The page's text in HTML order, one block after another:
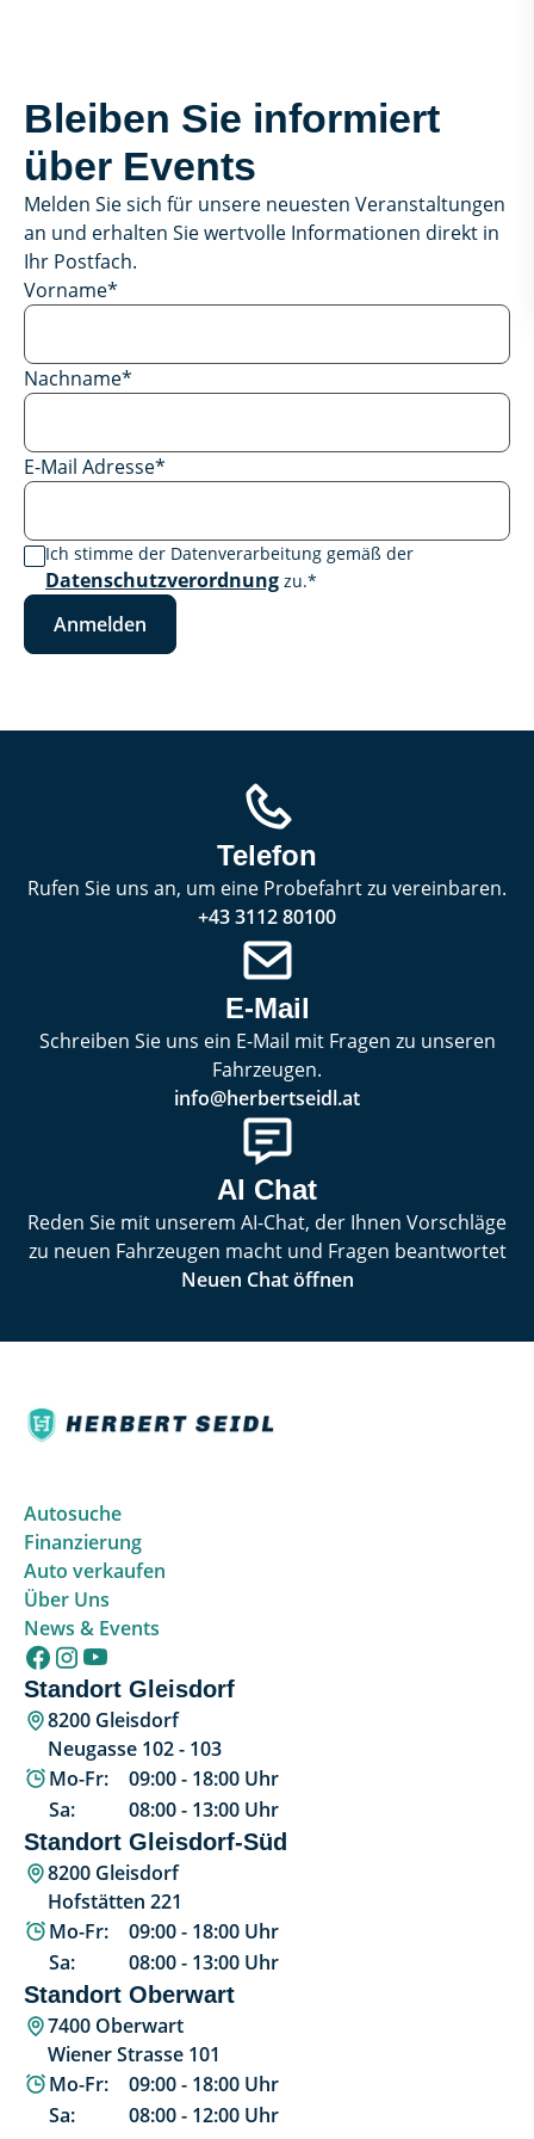
Bleiben Sie informiert
über Events
Melden Sie sich für unsere neuesten Veranstaltungen
an und erhalten Sie wertvolle Informationen direkt in
Ihr Postfach.
Vorname*
Nachname*
E-Mail Adresse*
Ich stimme der Datenverarbeitung gemäß der
Datenschutzverordnung zu.*
Anmelden
Telefon
Rufen Sie uns an, um eine Probefahrt zu vereinbaren.
+43 3112 80100
E-Mail
Schreiben Sie uns ein E-Mail mit Fragen zu unseren
Fahrzeugen.
info@herbertseidl.at
AI Chat
Reden Sie mit unserem AI-Chat, der Ihnen Vorschläge
zu neuen Fahrzeugen macht und Fragen beantwortet
Neuen Chat öffnen
Autosuche
Finanzierung
Auto verkaufen
Über Uns
News & Events
Standort Gleisdorf
8200 Gleisdorf
Neugasse 102 - 103
Mo-Fr:
09:00- 18:00 Uhr
Sa:
08:00- 13:00 Uhr
Standort Gleisdorf-Süd
8200 Gleisdorf
Hofstätten 221
Mo-Fr:
09:00- 18:00 Uhr
Sa:
08:00- 13:00 Uhr
Standort Oberwart
7400 Oberwart
Wiener Strasse 101
Mo-Fr:
09:00- 18:00 Uhr
Sa:
08:00- 12:00 Uhr